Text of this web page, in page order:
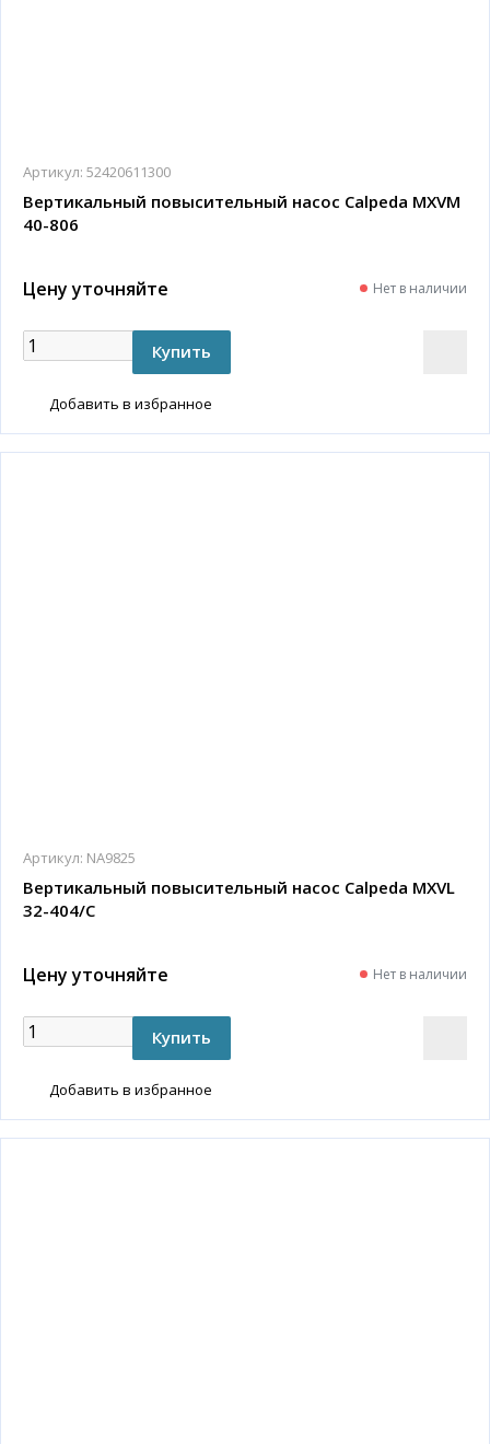
Артикул: 52420611300
Вертикальный повысительный насос Calpeda MXVM
40-806
Цену уточняйте Нет в наличии
Добавить в избранное
Артикул: NA9825
Вертикальный повысительный насос Calpeda MXVL
32-404/C
Цену уточняйте Нет в наличии
Добавить в избранное